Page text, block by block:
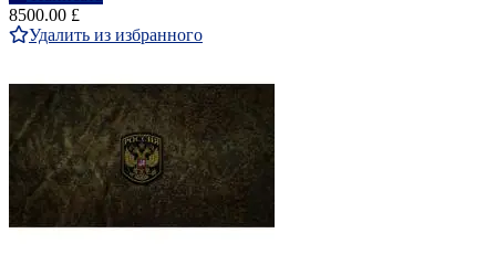
8500.00 £
Удалить из избранного